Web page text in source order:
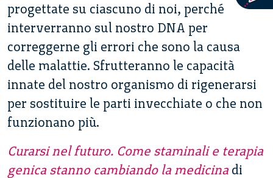
progettate su ciascuno di noi, perché
interverranno sul nostro DNA per
correggerne gli errori che sono la causa
delle malattie. Sfrutteranno le capacità
innate del nostro organismo di rigenerarsi
per sostituire le parti invecchiate o che non
funzionano più.
Curarsi nel futuro. Come staminali e terapia
genica stanno cambiando la medicina di